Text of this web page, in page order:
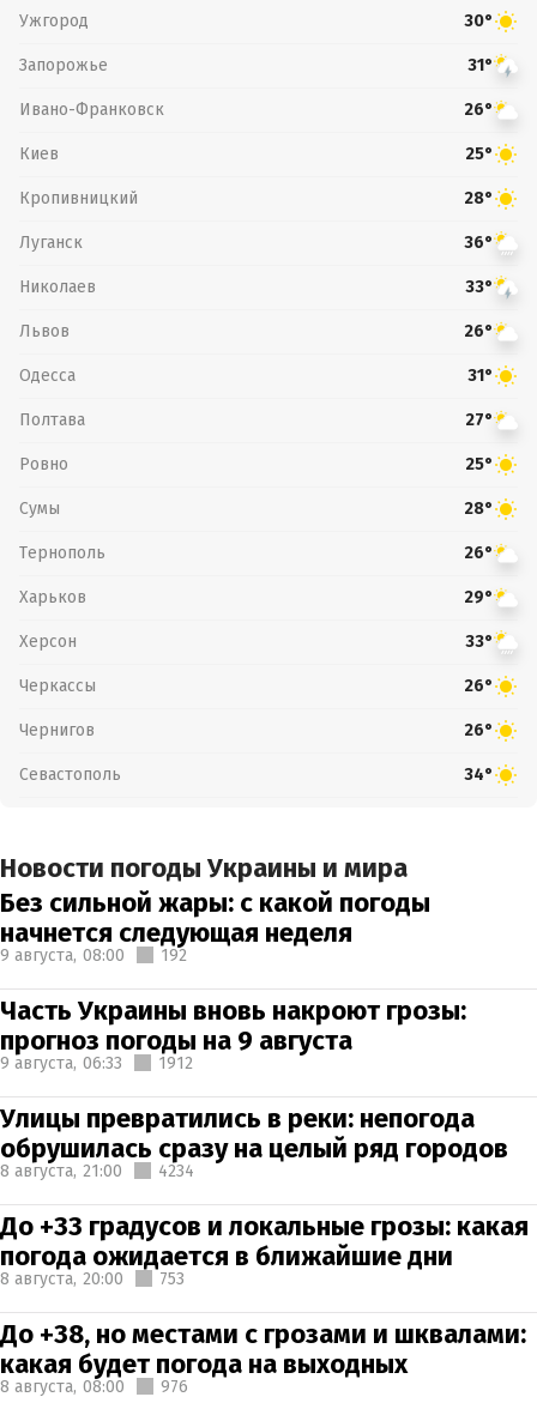
Ужгород 30°
Запорожье 31°
Ивано-Франковск 26°
Киев 25°
Кропивницкий 28°
Луганск 36°
Николаев 33°
Львов 26°
Одесса 31°
Полтава 27°
Ровно 25°
Сумы 28°
Тернополь 26°
Харьков 29°
Херсон 33°
Черкассы 26°
Чернигов 26°
Севастополь 34°
Новости погоды Украины и мира
Без сильной жары: с какой погоды
начнется следующая неделя
9 августа, 08:00 192
Часть Украины вновь накроют грозы:
прогноз погоды на 9 августа
9 августа, 06:33 1912
Улицы превратились в реки: непогода
обрушилась сразу на целый ряд городов
8 августа, 21:00 4234
До +33 градусов и локальные грозы: какая
погода ожидается в ближайшие дни
8 августа, 20:00 753
До +38, но местами с грозами и шквалами:
какая будет погода на выходных
8 августа, 08:00 976